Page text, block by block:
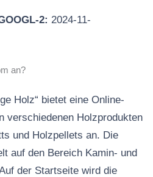
2: 2024-11-
an?
Holz“ bietet eine Online-
verschiedenen Holzprodukten
und Holzpellets an. Die
auf den Bereich Kamin- und
der Startseite wird die